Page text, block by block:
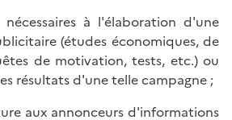
à l'élaboration d'une
(études économiques, de
de motivation, tests, etc.) ou
résultats d'une telle campagne ;
aux annonceurs d'informations